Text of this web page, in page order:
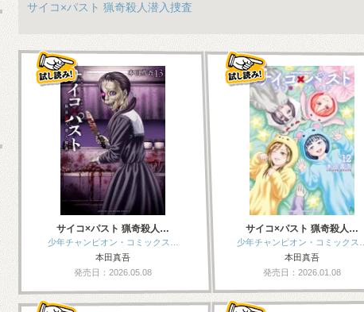
サイコ×パスト 猟奇殺人潜入捜査
サイコ×パスト 猟奇殺人…
少年チャンピオン・コミックス…
本田真吾
発売日：2026.05.08
サイコ×パスト 猟奇殺人…
少年チャンピオン・コミックス…
本田真吾
発売日：2026.01.08